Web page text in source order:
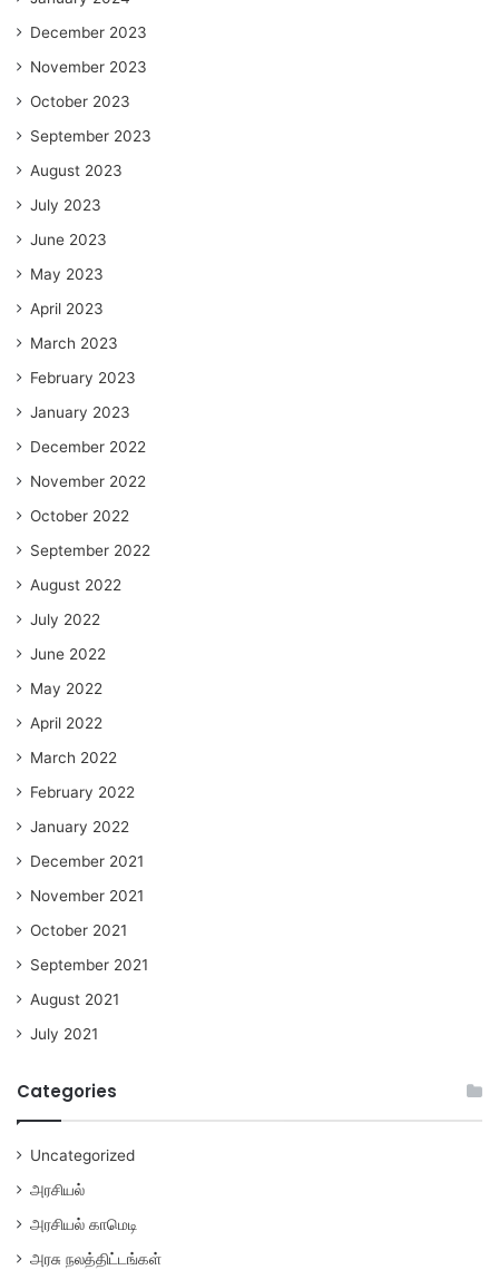
December 2023
November 2023
October 2023
September 2023
August 2023
July 2023
June 2023
May 2023
April 2023
March 2023
February 2023
January 2023
December 2022
November 2022
October 2022
September 2022
August 2022
July 2022
June 2022
May 2022
April 2022
March 2022
February 2022
January 2022
December 2021
November 2021
October 2021
September 2021
August 2021
July 2021
Categories
Uncategorized
அரசியல்
அரசியல் காமெடி
அரசு நலத்திட்டங்கள்